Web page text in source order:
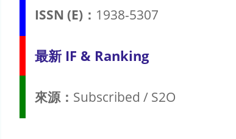
ISSN (E)： 1938-5307
最新 IF & Ranking
來源： Subscribed / S2O